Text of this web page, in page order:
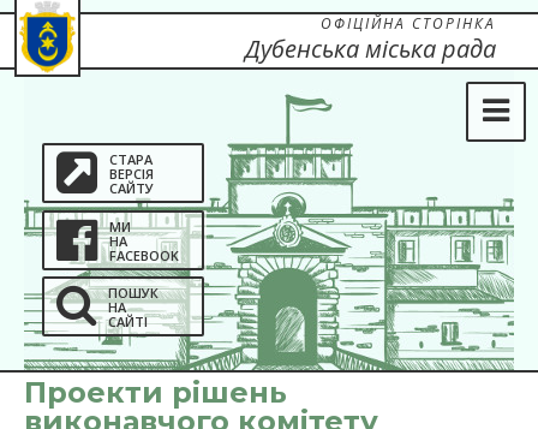
СТАРА
ВЕРСІЯ
САЙТУ
МИ
НА
FACEBOOK
ПОШУК
НА
САЙТІ
ОФІЦІЙНА СТОРІНКА
Дубенська міська рада
Проекти рішень
виконавчого комітету